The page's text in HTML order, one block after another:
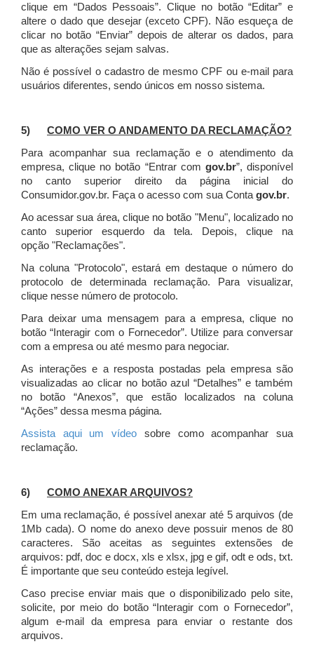
clique em “Dados Pessoais”. Clique no botão “Editar” e
altere o dado que desejar (exceto CPF). Não esqueça de
clicar no botão “Enviar” depois de alterar os dados, para
que as alterações sejam salvas.
Não é possível o cadastro de mesmo CPF ou e-mail para
usuários diferentes, sendo únicos em nosso sistema.
5) COMO VER O ANDAMENTO DA RECLAMAÇÃO?
Para acompanhar sua reclamação e o atendimento da
empresa, clique no botão “Entrar com gov.br”, disponível
no canto superior direito da página inicial do
Consumidor.gov.br. Faça o acesso com sua Contagov.br.
Ao acessar sua área, clique no botão "Menu", localizado no
canto superior esquerdo da tela. Depois, clique na
opção "Reclamações".
Na coluna "Protocolo", estará em destaque o número do
protocolo de determinada reclamação. Para visualizar,
clique nesse número de protocolo.
Para deixar uma mensagem para a empresa, clique no
botão “Interagir com o Fornecedor”. Utilize para conversar
com a empresa ou até mesmo para negociar.
As interações e a resposta postadas pela empresa são
visualizadas ao clicar no botão azul “Detalhes” e também
no botão “Anexos”, que estão localizados na coluna
“Ações” dessa mesma página.
Assista aqui um vídeo sobre como acompanhar sua
reclamação.
6) COMO ANEXAR ARQUIVOS?
Em uma reclamação, é possível anexar até 5 arquivos (de
1Mb cada). O nome do anexo deve possuir menos de 80
caracteres. São aceitas as seguintes extensões de
arquivos: pdf, doc e docx, xls e xlsx, jpg e gif, odt e ods, txt.
É importante que seu conteúdo esteja legível.
Caso precise enviar mais que o disponibilizado pelo site,
solicite, por meio do botão “Interagir com o Fornecedor”,
algum e-mail da empresa para enviar o restante dos
arquivos.